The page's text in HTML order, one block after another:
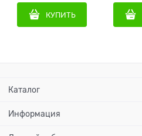
КУПИТЬ
Каталог
Информация